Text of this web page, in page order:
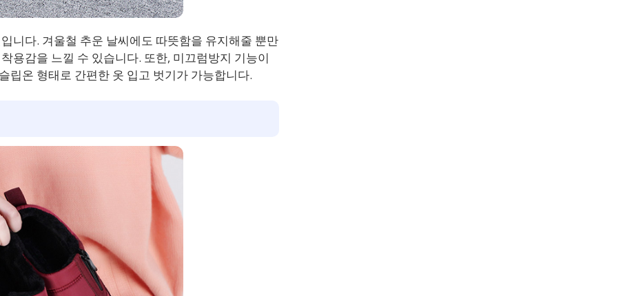
니다. 겨울철 추운 날씨에도 따뜻함을 유지해줄 뿐만
용감을 느낄 수 있습니다. 또한, 미끄럼방지 기능이
립온 형태로 간편한 옷 입고 벗기가 가능합니다.